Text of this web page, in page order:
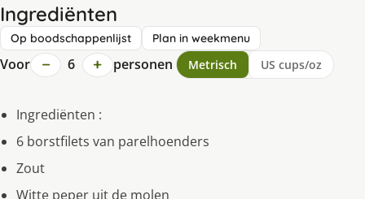
Ingrediënten
Op boodschappenlijst Plan in weekmenu
Voor − 6 + personen Metrisch US cups/oz
Ingrediёnten :
6 borstfilets van parelhoenders
Zout
Witte peper uit de molen